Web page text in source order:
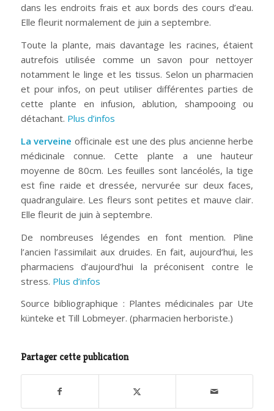
dans les endroits frais et aux bords des cours d’eau.
Elle fleurit normalement de juin a septembre.
Toute la plante, mais davantage les racines, étaient
autrefois utilisée comme un savon pour nettoyer
notamment le linge et les tissus. Selon un pharmacien
et pour infos, on peut utiliser différentes parties de
cette plante en infusion, ablution, shampooing ou
détachant. Plus d’infos
La verveine officinale est une des plus ancienne herbe
médicinale connue. Cette plante a une hauteur
moyenne de 80cm. Les feuilles sont lancéolés, la tige
est fine raide et dressée, nervurée sur deux faces,
quadrangulaire. Les fleurs sont petites et mauve clair.
Elle fleurit de juin à septembre.
De nombreuses légendes en font mention. Pline
l’ancien l’assimilait aux druides. En fait, aujourd’hui, les
pharmaciens d’aujourd’hui la préconisent contre le
stress. Plus d’infos
Source bibliographique : Plantes médicinales par Ute
künteke et Till Lobmeyer. (pharmacien herboriste.)
Partager cette publication